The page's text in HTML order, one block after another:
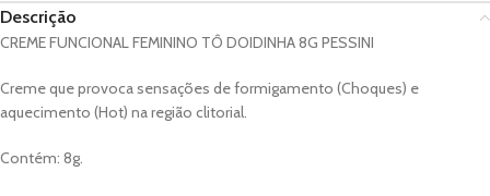
Descrição
CREME FUNCIONAL FEMININO TÔ DOIDINHA 8G PESSINI
Creme que provoca sensações de formigamento (Choques) e
aquecimento (Hot) na região clitorial.
Contém: 8g.